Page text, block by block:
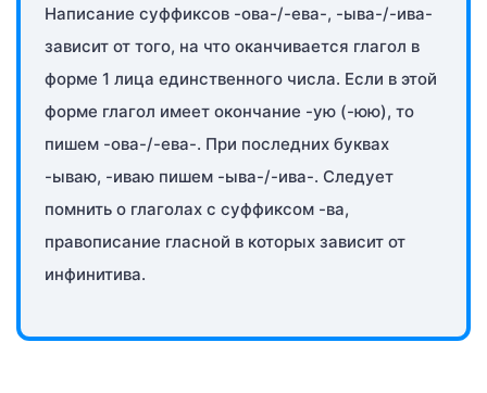
Написание суффиксов -ова-/-ева-, -ыва-/-ива-
зависит от того, на что оканчивается глагол в
форме 1 лица единственного числа. Если в этой
форме глагол имеет окончание -ую (-юю), то
пишем -ова-/-ева-. При последних буквах
-ываю, -иваю пишем -ыва-/-ива-. Следует
помнить о глаголах с суффиксом -ва,
правописание гласной в которых зависит от
инфинитива.